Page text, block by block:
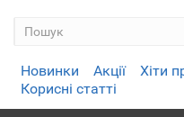
Новинки Акції Хіти
Корисні статті